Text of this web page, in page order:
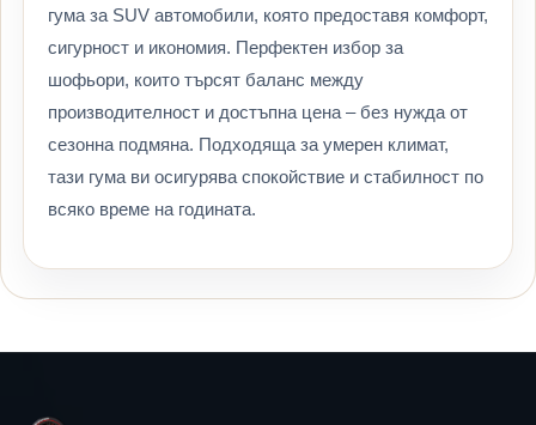
гума за SUV автомобили, която предоставя комфорт,
сигурност и икономия. Перфектен избор за
шофьори, които търсят баланс между
производителност и достъпна цена – без нужда от
сезонна подмяна. Подходяща за умерен климат,
тази гума ви осигурява спокойствие и стабилност по
всяко време на годината.